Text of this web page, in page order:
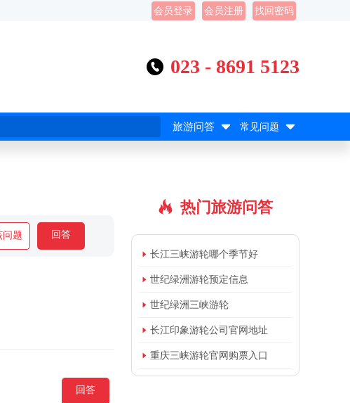
会员登录 会员注册 找回密码
 023 - 8691 5123
旅游问答  常见问题 
问题 回答
回答
 热门旅游问答
 长江三峡游轮哪个季节好
 世纪绿洲游轮预定信息
 世纪绿洲三峡游轮
 长江印象游轮公司官网地址
 重庆三峡游轮官网购票入口